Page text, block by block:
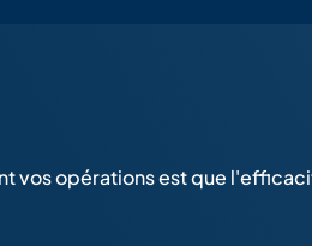
vos opérations est que